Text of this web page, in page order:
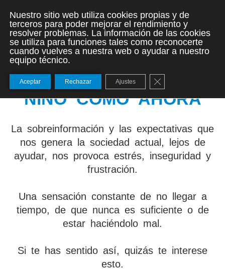
NUNCA HA SIDO TAN
DIFÍCIL CRIAR A UN
NIÑO COMO AHORA
La sobreinformación y las expectativas que
nos genera la sociedad actual, lejos de
ayudar, nos provoca estrés, inseguridad y
frustración.
Una sensación constante de no llegar a
tiempo, de que nunca es suficiente o de
estar haciéndolo mal.
Si te has sentido así, quizás te interese
esto.
Nuestro sitio web utiliza cookies propias y de
terceros para poder mejorar el rendimiento y
resolver problemas. La información de las cookies
se utiliza para funciones tales como reconocerte
cuando vuelves a nuestra web o ayudar a nuestro
equipo técnico.
Aceptar Rechazar Ajustes Cerrar el banner de